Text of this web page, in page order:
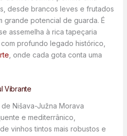
desde brancos leves e frutados
grande potencial de guarda. É
assemelha à rica tapeçaria
profundo legado histórico,
, onde cada gota conta uma
Vibrante
Nišava-Južna Morava
e mediterrânico,
vinhos tintos mais robustos e